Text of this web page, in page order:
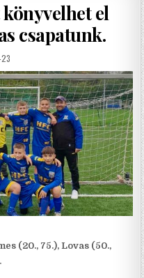
el
csapatunk.
(20., 75.), Lovas (50.,